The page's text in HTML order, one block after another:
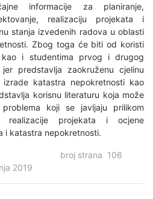
informacije za planiranje,
realizaciju projekata i
stanja izvedenih radova u oblasti
Zbog toga će biti od koristi
kao i studentima prvog i drugog
predstavlja zaokruženu cjelinu
katastra nepokretnosti kao
korisnu literaturu koja može
koji se javljaju prilikom
realizacije projekata i ocjene
i katastra nepokretnosti.
6-4 broj strana 106